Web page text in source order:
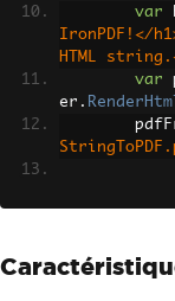
var
IronPDF!</
HTML
var
er .
h to your
var